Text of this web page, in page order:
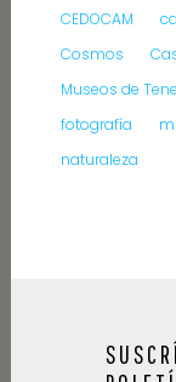
CEDOCAM
Cosmos
Museos de
fotografía
naturaleza